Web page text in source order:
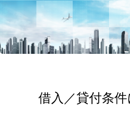
借入／貸付条